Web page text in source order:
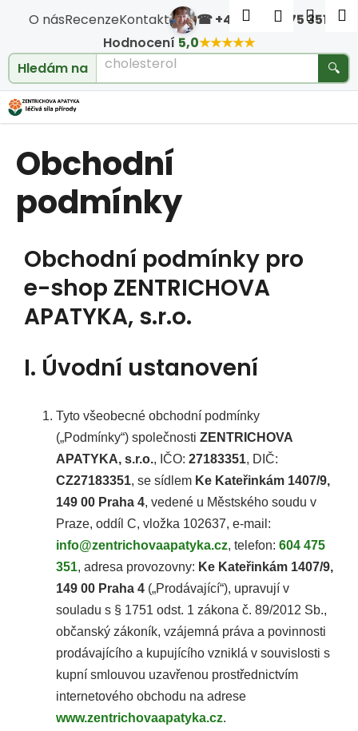
O násRecenzeKontakt ☎ +420 604 475 351
Hodnocení 5,0★★★★★
Hledám na
cholesterol 🔍
Hledat
Obchodní
podmínky
Obchodní podmínky pro
e-shop ZENTRICHOVA
APATYKA, s.r.o.
I. Úvodní ustanovení
Tyto všeobecné obchodní podmínky
(„Podmínky“) společnosti ZENTRICHOVA
APATYKA, s.r.o., IČO: 27183351, DIČ:
CZ27183351, se sídlem Ke Kateřinkám 1407/9,
149 00 Praha 4, vedené u Městského soudu v
Praze, oddíl C, vložka 102637, e-mail:
info@zentrichovaapatyka.cz, telefon: 604 475
351, adresa provozovny: Ke Kateřinkám 1407/9,
149 00 Praha 4 („Prodávající“), upravují v
souladu s § 1751 odst. 1 zákona č. 89/2012 Sb.,
občanský zákoník, vzájemná práva a povinnosti
prodávajícího a kupujícího vzniklá v souvislosti s
kupní smlouvou uzavřenou prostřednictvím
internetového obchodu na adrese
www.zentrichovaapatyka.cz.
Košík
C
o
p
o
t
ř
e
b
u